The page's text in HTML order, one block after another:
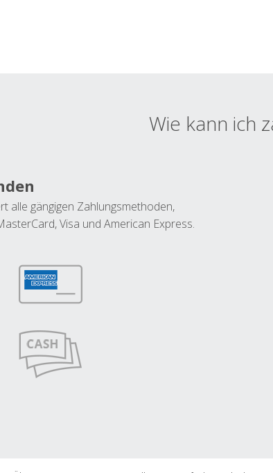
Wie kann ich
alle gängigen Zahlungsmethoden,
Visa und American Express.